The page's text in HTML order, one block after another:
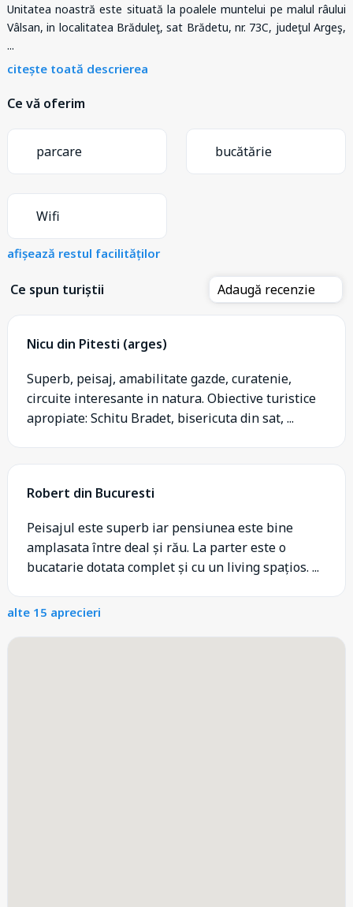
Unitatea noastră este situată la poalele muntelui pe malul râului
Vâlsan, in localitatea Brăduleţ, sat Brădetu, nr. 73C, judeţul Argeş,
...
citește toată descrierea
Ce vă oferim
parcare bucătărie
Wifi
afișează restul facilităților
Ce spun turiștii Adaugă recenzie
Nicu din Pitesti (arges)
Superb, peisaj, amabilitate gazde, curatenie,
circuite interesante in natura. Obiective turistice
apropiate: Schitu Bradet, bisericuta din sat, ...
Robert din Bucuresti
Peisajul este superb iar pensiunea este bine
amplasata între deal și rău. La parter este o
bucatarie dotata complet și cu un living spațios. ...
alte 15 aprecieri